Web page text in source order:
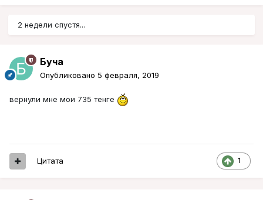
2 недели спустя...
Буча
Опубликовано 5 февраля, 2019
вернули мне мои 735 тенге
1
Цитата